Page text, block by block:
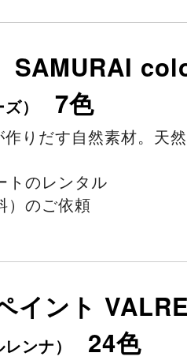
SAMURAI
ズ） 7色
作りだす自然素材。天
トのレンタル
）のご依頼
イント
ンナ） 24色